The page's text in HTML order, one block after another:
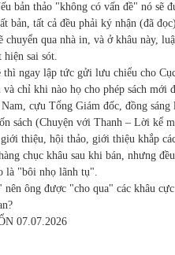
bản thảo "không có vấn đề" nó sẽ
bản, tất cả đều phải ký nhận (đã
chuyển qua nhà in, và ở khâu này,
sai sót.
thì ngay lập tức gửi lưu chiểu cho
và chỉ khi nào họ cho phép sách mới
cựu Tổng Giám đốc, đồng
sách (Chuyện với Thanh – Lời kể
thiệu, hội thảo, giới thiệu khắp
chục khâu sau khi bán, nhưng
là "bôi nhọ lãnh tụ".
ông được "cho qua" các khâu
07.07.2026